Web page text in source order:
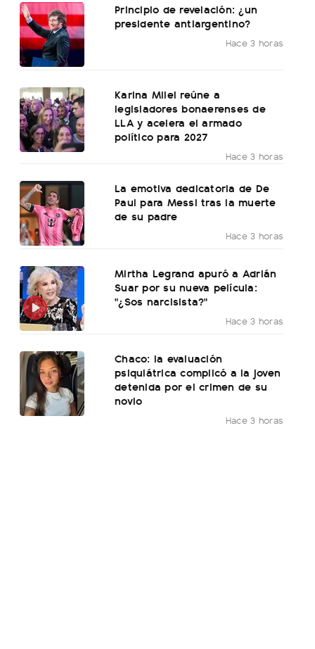
Principio de revelación: ¿un
presidente antiargentino?
Hace 3 horas
Karina Milei reúne a
legisladores bonaerenses de
LLA y acelera el armado
político para 2027
Hace 3 horas
La emotiva dedicatoria de De
Paul para Messi tras la muerte
de su padre
Hace 3 horas
Mirtha Legrand apuró a Adrián
Suar por su nueva película:
"¿Sos narcisista?"
Hace 3 horas
Chaco: la evaluación
psiquiátrica complicó a la joven
detenida por el crimen de su
novio
Hace 3 horas